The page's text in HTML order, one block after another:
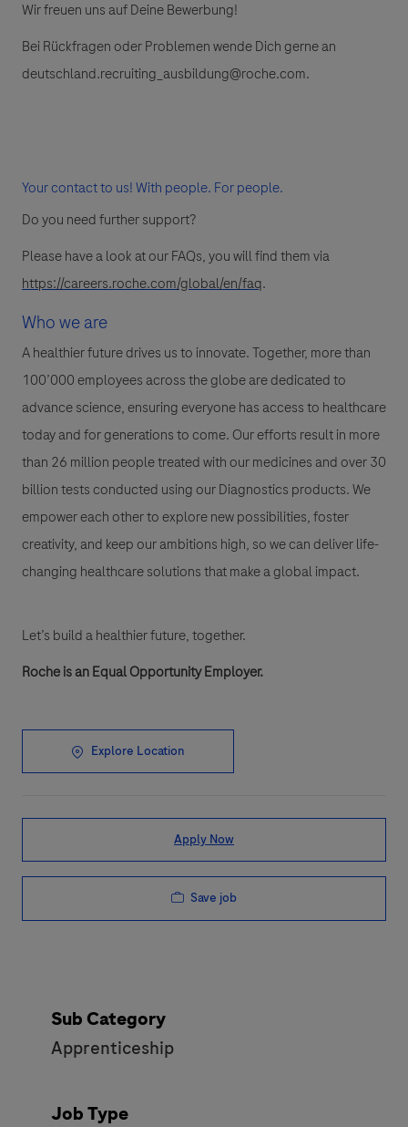
Wir freuen uns auf Deine Bewerbung!
Bei Rückfragen oder Problemen wende Dich gerne an
deutschland.recruiting_ausbildung@roche.com.
Your contact to us! With people. For people.
Do you need further support?
Please have a look at our FAQs, you will find them via
https://careers.roche.com/global/en/faq.
Who we are
A healthier future drives us to innovate. Together, more than
100’000 employees across the globe are dedicated to
advance science, ensuring everyone has access to healthcare
today and for generations to come. Our efforts result in more
than 26 million people treated with our medicines and over 30
billion tests conducted using our Diagnostics products. We
empower each other to explore new possibilities, foster
creativity, and keep our ambitions high, so we can deliver life-
changing healthcare solutions that make a global impact.
Let’s build a healthier future, together.
Roche is an Equal Opportunity Employer.
Explore Location
Apply Now
Save job
Sub Category
Apprenticeship
Job Type